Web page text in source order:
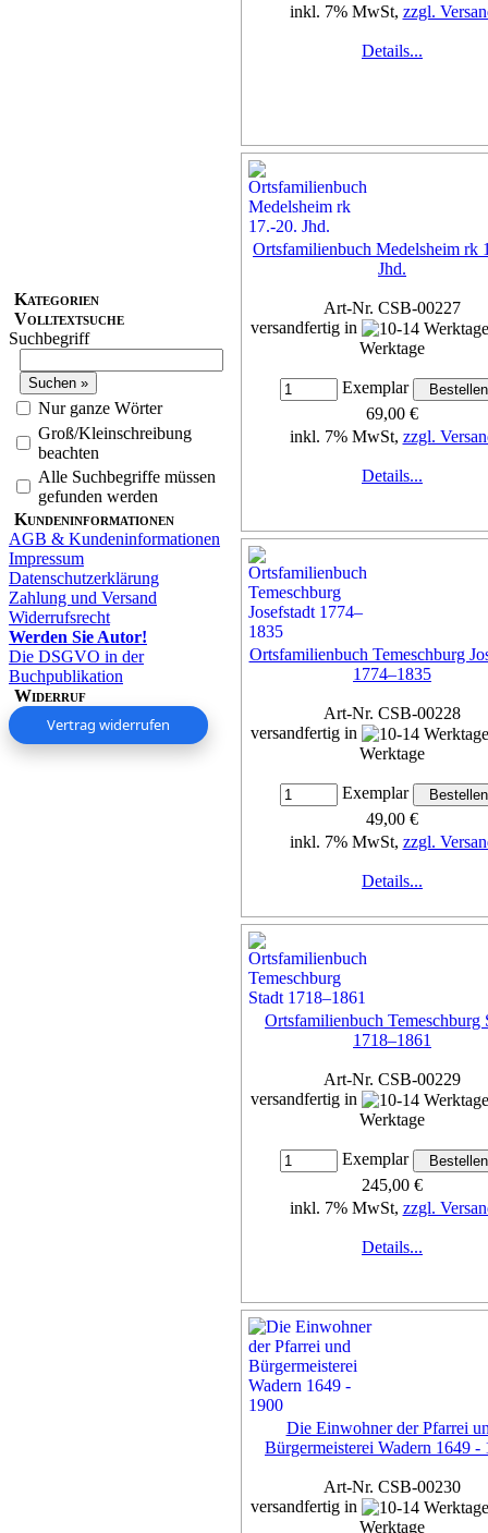
Kategorien
Volltextsuche
Suchbegriff
Nur ganze Wörter
Groß/Kleinschreibung
beachten
Alle Suchbegriffe müssen
gefunden werden
Kundeninformationen
AGB & Kundeninformationen
Impressum
Datenschutzerklärung
Zahlung und Versand
Widerrufsrecht
Werden Sie Autor!
Die DSGVO in der
Buchpublikation
Widerruf
Vertrag widerrufen
inkl. 7% MwSt, zzgl.
Details...
Ortsfamilienbuch Medelsheim rk
Jhd.
Art-Nr. CSB-00227
versandfertig in
Werktage
Exemplar
69,00 €
inkl. 7% MwSt, zzgl.
Details...
Ortsfamilienbuch Temeschburg
1774–1835
Art-Nr. CSB-00228
versandfertig in
Werktage
Exemplar
49,00 €
inkl. 7% MwSt, zzgl.
Details...
Ortsfamilienbuch Temeschburg
1718–1861
Art-Nr. CSB-00229
versandfertig in
Werktage
Exemplar
245,00 €
inkl. 7% MwSt, zzgl.
Details...
Die Einwohner der Pfarrei
Bürgermeisterei Wadern 1649 -
Art-Nr. CSB-00230
versandfertig in
Werktage